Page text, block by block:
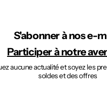
S'abonner à nos e-
Participer à notre
aucune actualité et soyez les
soldes et des offres